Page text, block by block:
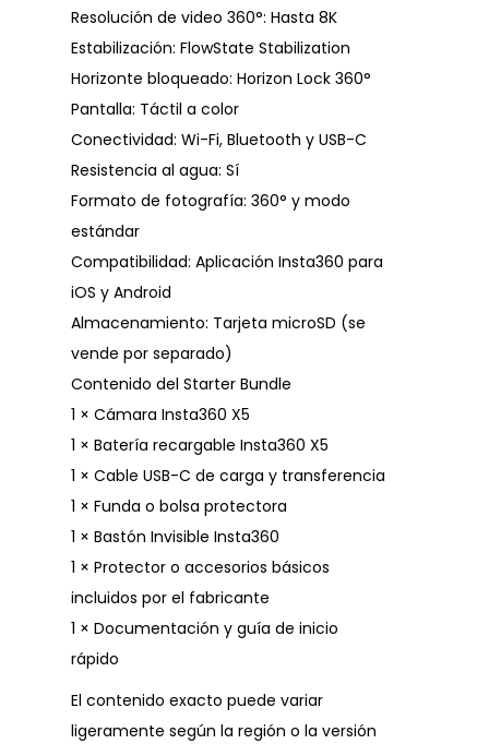
Resolución de video 360°: Hasta 8K
Estabilización: FlowState Stabilization
Horizonte bloqueado: Horizon Lock 360°
Pantalla: Táctil a color
Conectividad: Wi-Fi, Bluetooth y USB-C
Resistencia al agua: Sí
Formato de fotografía: 360° y modo
estándar
Compatibilidad: Aplicación Insta360 para
iOS y Android
Almacenamiento: Tarjeta microSD (se
vende por separado)
Contenido del Starter Bundle
1 × Cámara Insta360 X5
1 × Batería recargable Insta360 X5
1 × Cable USB-C de carga y transferencia
1 × Funda o bolsa protectora
1 × Bastón Invisible Insta360
1 × Protector o accesorios básicos
incluidos por el fabricante
1 × Documentación y guía de inicio
rápido
El contenido exacto puede variar
ligeramente según la región o la versión